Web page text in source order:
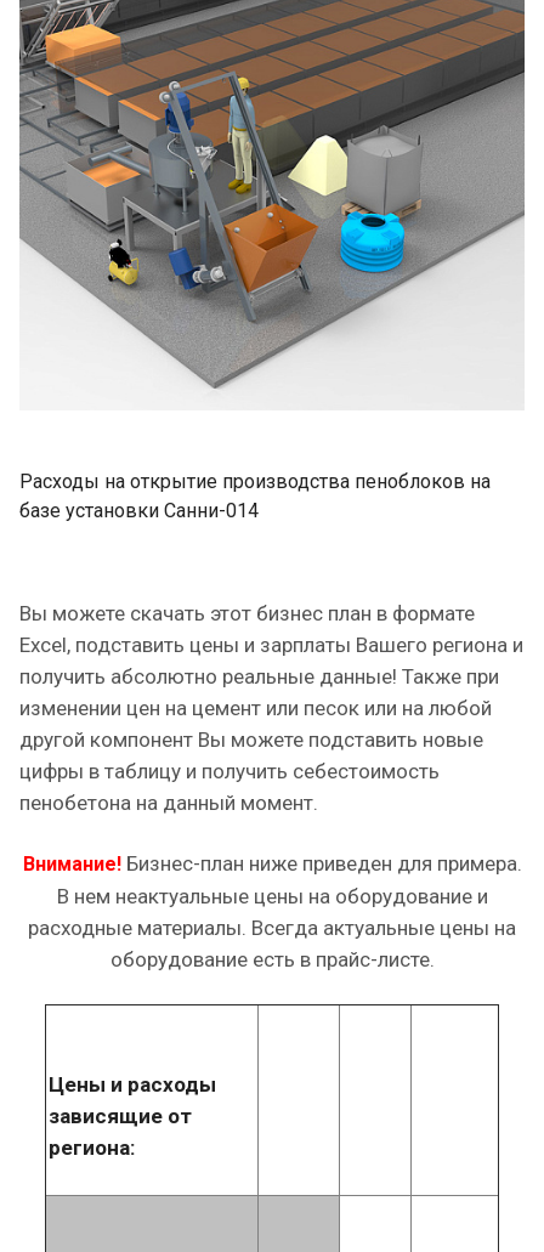
Расходы на открытие производства пеноблоков на
базе установки Санни-014
Вы можете скачать этот бизнес план в формате
Excel, подставить цены и зарплаты Вашего региона и
получить абсолютно реальные данные! Также при
изменении цен на цемент или песок или на любой
другой компонент Вы можете подставить новые
цифры в таблицу и получить себестоимость
пенобетона на данный момент.
Внимание! Бизнес-план ниже приведен для примера.
В нем неактуальные цены на оборудование и
расходные материалы. Всегда актуальные цены на
оборудование есть в прайс-листе.
Цены и расходы
зависящие от
региона: